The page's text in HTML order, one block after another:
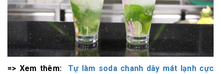
=> Xem thêm:
Tự làm soda chanh dây mát lạnh cực